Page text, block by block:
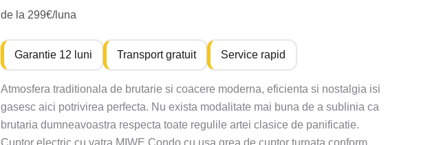
de la 299€/luna
Garantie 12 luni Transport gratuit Service rapid
Atmosfera traditionala de brutarie si coacere moderna, eficienta si nostalgia isi
gasesc aici potrivirea perfecta. Nu exista modalitate mai buna de a sublinia ca
brutaria dumneavoastra respecta toate regulile artei clasice de panificatie.
Cuptor electric cu vatra MIWE Condo cu usa grea de cuptor turnata conform